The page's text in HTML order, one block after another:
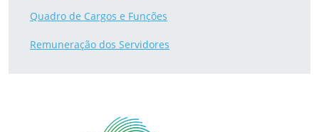
Quadro de Cargos e Funções
Remuneração dos Servidores